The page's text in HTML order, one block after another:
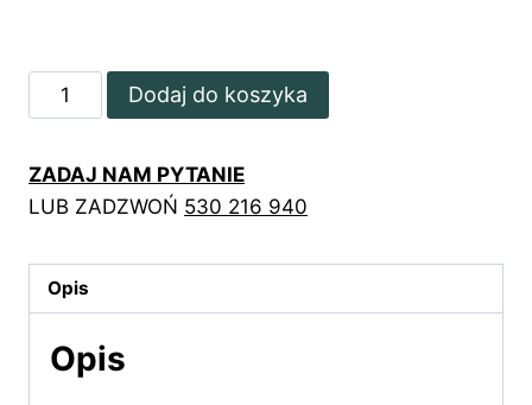
ilość
Cennik
buteleczką
lakieru
kolorze
rose
gold
Dodaj do koszyka
ZADAJ NAM PYTANIE
LUB ZADZWOŃ 530 216 940
Opis
Opis